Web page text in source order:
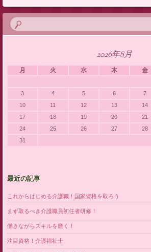
2026年8月
月 火 水 木 金
3
4 5 6 7
10
11 12 13 14
17
18 19 20 21
24
25 26 27 28
31
最近の記事
これからはじめる介護職！国家資格を取ろう
まず取るべき介護職員初任者研修！
働きながらスキルを磨く！
注目資格！介護福祉士